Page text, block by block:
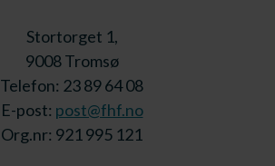
Stortorget 1,
9008 Tromsø
Telefon: 23 89 64 08
E-post: post@fhf.no
Org.nr: 921 995 121